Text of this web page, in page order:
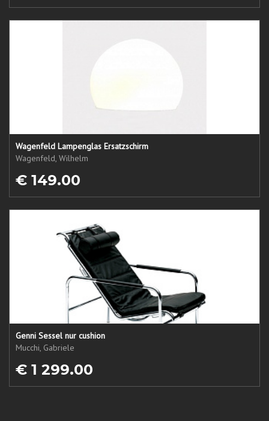
Wagenfeld Lampenglas Ersatzschirm
Wagenfeld, Wilhelm
€ 149.00
Genni Sessel nur cushion
Mucchi, Gabriele
€ 1 299.00